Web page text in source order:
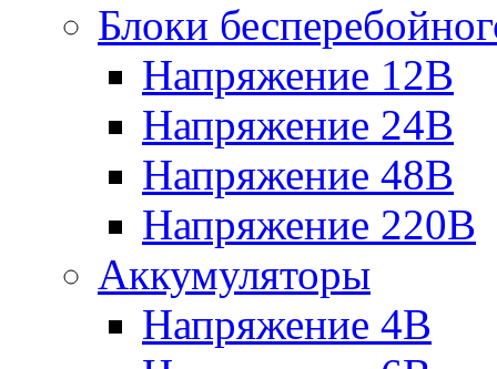
Блоки
Напряжение 12В
Напряжение 24В
Напряжение 48В
Напряжение 220В
Аккумуляторы
Напряжение 4В